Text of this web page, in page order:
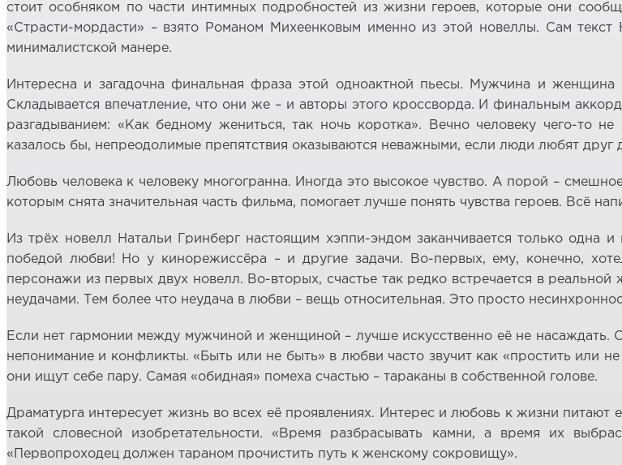
стоит особняком по части интимных подробностей из жизни героев, которые они
«Страсти-мордасти» – взято Романом Михеенковым именно из этой новеллы. Сам
минималистской манере.
Интересна и загадочна финальная фраза этой одноактной пьесы. Мужчина и
Складывается впечатление, что они же – и авторы этого кроссворда. И финальным
разгадыванием: «Как бедному жениться, так ночь коротка». Вечно человеку чего-то
казалось бы, непреодолимые препятствия оказываются неважными, если люди любят друг
Любовь человека к человеку многогранна. Иногда это высокое чувство. А порой –
которым снята значительная часть фильма, помогает лучше понять чувства героев. Всё
Из трёх новелл Натальи Гринберг настоящим хэппи-эндом заканчивается только одна
победой любви! Но у кинорежиссёра – и другие задачи. Во-первых, ему, конечно,
персонажи из первых двух новелл. Во-вторых, счастье так редко встречается в
неудачами. Тем более что неудача в любви – вещь относительная. Это просто
Если нет гармонии между мужчиной и женщиной – лучше искусственно её не насаждать.
непонимание и конфликты. «Быть или не быть» в любви часто звучит как «простить или
они ищут себе пару. Самая «обидная» помеха счастью – тараканы в собственной голове.
Драматурга интересует жизнь во всех её проявлениях. Интерес и любовь к жизни
такой словесной изобретательности. «Время разбрасывать камни, а время их
«Первопроходец должен тараном прочистить путь к женскому сокровищу».